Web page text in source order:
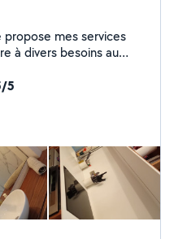
propose mes services
à divers besoins au
sécurité et dans le
après l'école, les
âgées, que ce soit pour
préparation des
: Je
sortie de l'école et les
à la maison en toute
5